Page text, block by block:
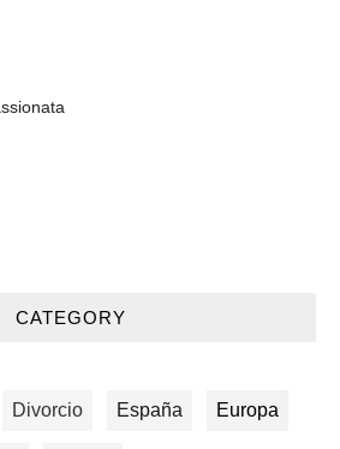
CATEGORY
Divorcio España Europa